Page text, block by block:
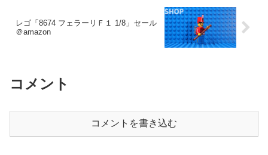
レゴ「8674 フェラーリＦ１ 1/8」セール
＠amazon
コメント
コメントを書き込む